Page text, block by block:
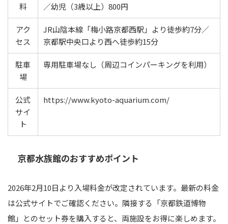
料
／幼児（3歳以上）800円
アク
セス
JR山陰本線「梅小路京都西駅」より徒歩約7分／
京都駅中央口より西へ徒歩約15分
駐車
場
専用駐車場なし（周辺コインパーキングを利用）
公式
サイ
ト
https://www.kyoto-aquarium.com/
京都水族館のおすすめポイント
2026年2月10日より入場料金が改定されています。最新の料金
は公式サイトでご確認ください。隣接する「京都鉄道博物
館」とのセット券を購入すると、両施設をお得に楽しめます。